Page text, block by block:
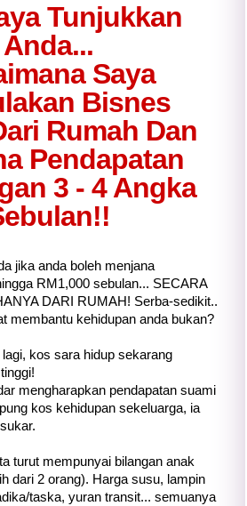
Tunjukkan
Anda...
Saya
Bisnes
Rumah Dan
Pendapatan
3 - 4 Angka
jika anda boleh menjana
RM1,000 sebulan... SECARA
DARI RUMAH! Serba-sedikit..
membantu kehidupan anda bukan?
kos sara hidup sekarang
mengharapkan pendapatan suami
kos kehidupan sekeluarga, ia
turut mempunyai bilangan anak
dari 2 orang). Harga susu, lampin
taska, yuran transit... semuanya